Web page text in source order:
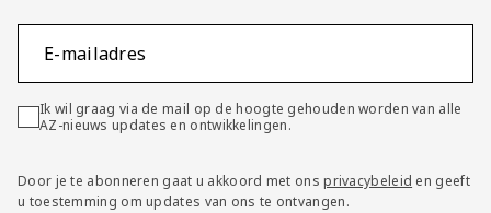
E-mailadres
Ik wil graag via de mail op de hoogte gehouden worden van alle
AZ-nieuws updates en ontwikkelingen.
Door je te abonneren gaat u akkoord met onsprivacybeleid en geeft
u toestemming om updates van ons te ontvangen.